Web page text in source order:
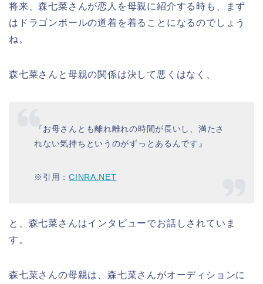
将来、森七菜さんが恋人を母親に紹介する時も、まず
は ドラゴンボールの道着を着る ことになるのでしょう
ね。
森七菜さん と 母親の関係は決して悪くはなく、
『お母さんとも離れ離れの時間が長いし、満たさ
れない気持ちというのがずっとあるんです 』
※引用：CINRA.NET
と、 森七菜さんはインタビューでお話しされていま
す。
森七菜さんの母親は、森七菜さんがオーディションに